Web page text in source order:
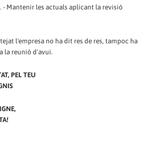
- Mantenir les actuals aplicant la revisió
l'empresa no ha dit res de res, tampoc ha
la reunió d'avui.
PEL TEU